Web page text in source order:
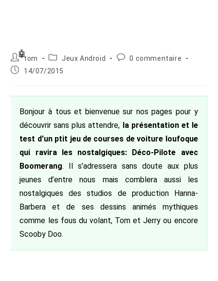
Auteur/autrice
de
la
tom
PostJeux Android
Commentaires
0 commentaire
Publication
14/07/2015
Bonjour à tous et bienvenue sur nos pages pour y
découvrir sans plus attendre, la présentation et le
test d’un ptit jeu de courses de voiture loufoque
qui ravira les nostalgiques: Déco-Pilote avec
Boomerang. Il s’adressera sans doute aux plus
jeunes d’entre nous mais comblera aussi les
nostalgiques des studios de production Hanna-
Barbera et de ses dessins animés mythiques
comme les fous du volant, Tom et Jerry ou encore
Scooby Doo.